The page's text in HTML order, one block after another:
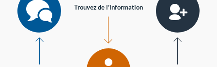
Trouvez de l'information